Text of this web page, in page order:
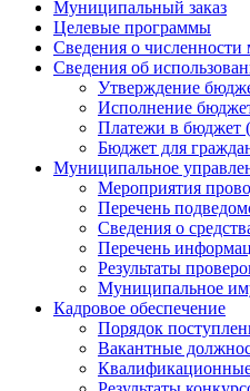
Муниципальный заказ
Целевые программы
Сведения о
Сведения об
Утверждение
Исполнение
Платежи в бюджет
Бюджет для
Муниципальное
Мероприятия
Перечень
Сведения о
Перечень
Результаты
Муниципальное
Кадровое обеспечение
Порядок
Вакантные